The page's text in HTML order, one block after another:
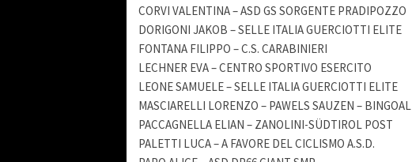
CORVI VALENTINA – ASD GS SORGENTE PRADIPOZZO
DORIGONI JAKOB – SELLE ITALIA GUERCIOTTI ELITE
FONTANA FILIPPO – C.S. CARABINIERI
LECHNER EVA – CENTRO SPORTIVO ESERCITO
LEONE SAMUELE – SELLE ITALIA GUERCIOTTI ELITE
MASCIARELLI LORENZO – PAWELS SAUZEN – BINGOAL
PACCAGNELLA ELIAN – ZANOLINI-SÜDTIROL POST
PALETTI LUCA – A FAVORE DEL CICLISMO A.S.D.